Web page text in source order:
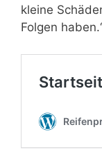
kleine
Folgen